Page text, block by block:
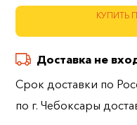
КУПИТЬ
Доставка не
Срок доставки по
по г. Чебоксары